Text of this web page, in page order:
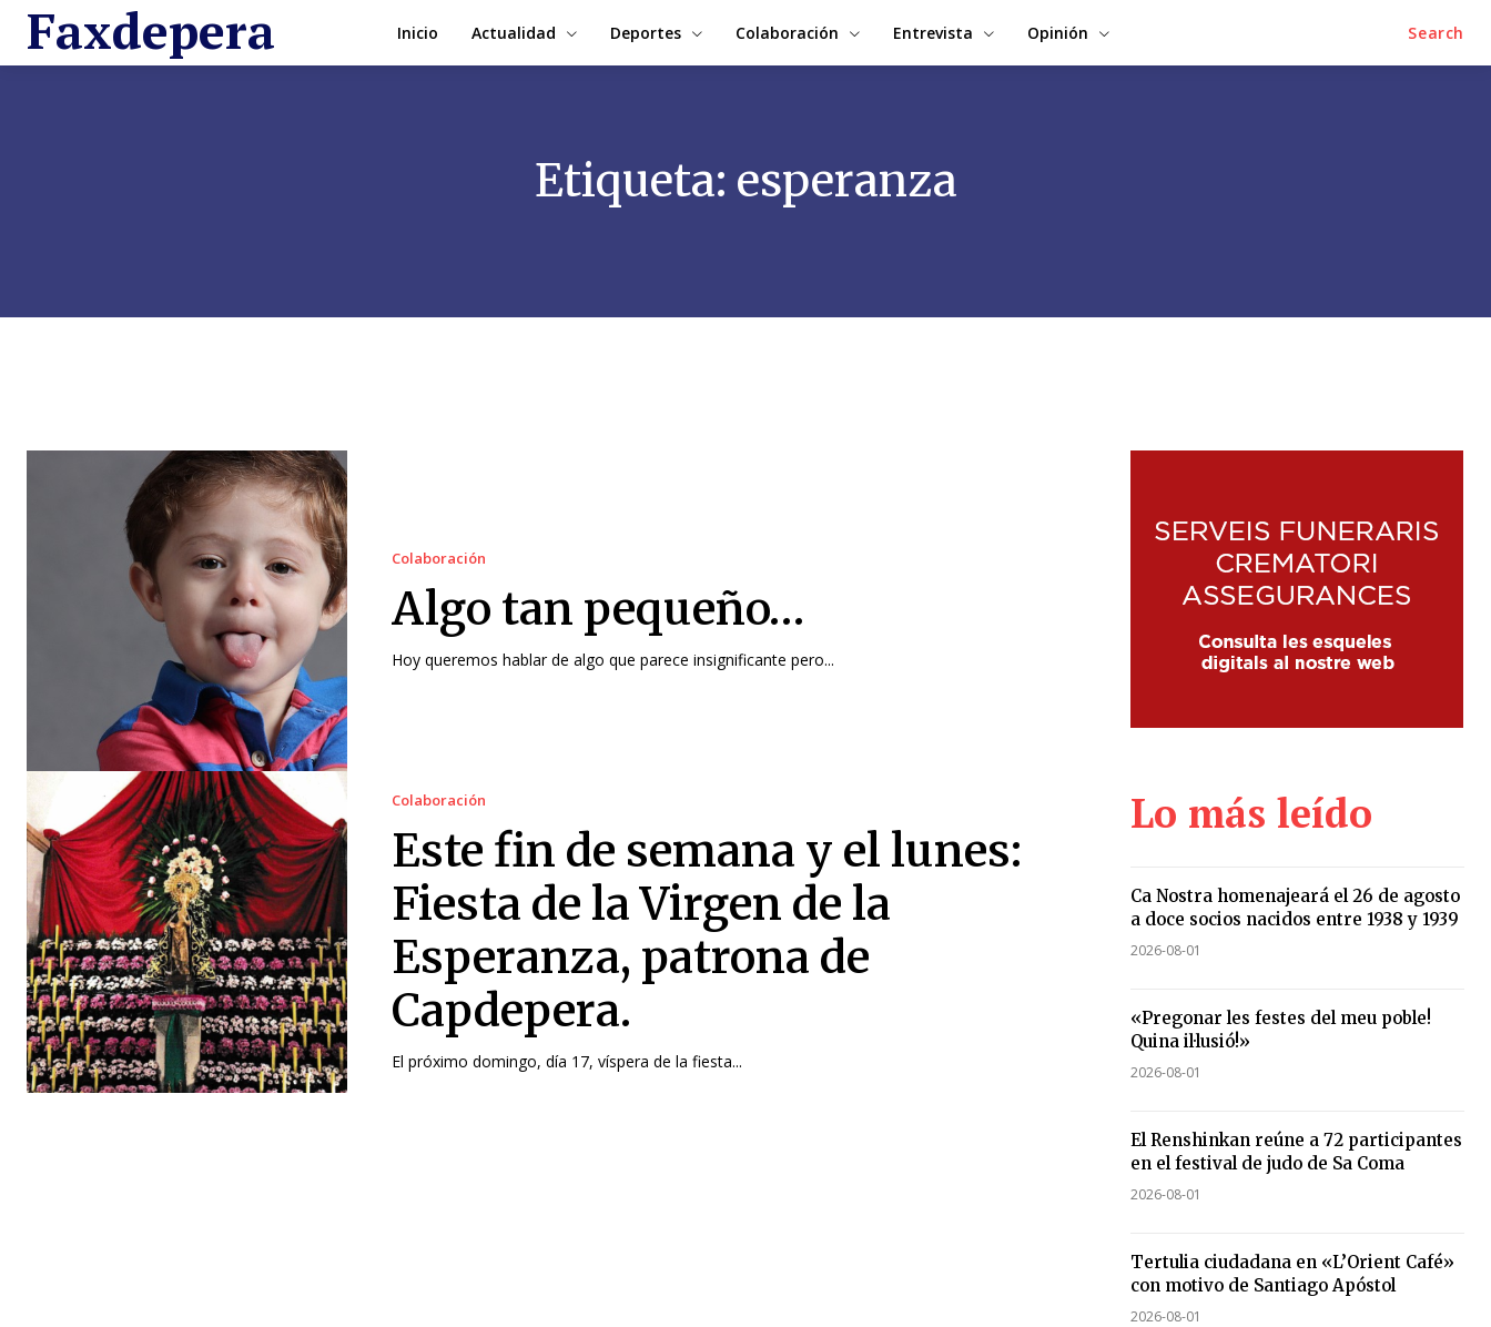
Faxdepera Inicio Actualidad Deportes Colaboración Entrevista Opinión Search
Etiqueta: esperanza
Colaboración
Algo tan pequeño…
Hoy queremos hablar de algo que parece insignificante pero...
Colaboración
Este fin de semana y el lunes:
Fiesta de la Virgen de la
Esperanza, patrona de
Capdepera.
El próximo domingo, día 17, víspera de la fiesta...
Lo más leído
Ca Nostra homenajeará el 26 de agosto
a doce socios nacidos entre 1938 y 1939
2026-08-01
«Pregonar les festes del meu poble!
Quina il·lusió!»
2026-08-01
El Renshinkan reúne a 72 participantes
en el festival de judo de Sa Coma
2026-08-01
Tertulia ciudadana en «L’Orient Café»
con motivo de Santiago Apóstol
2026-08-01